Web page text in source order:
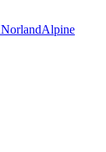
NorlandAlpine